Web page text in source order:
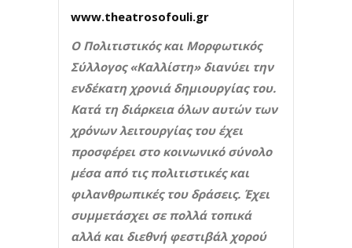
www.theatrosofouli.gr
Ο Πολιτιστικός και Μορφωτικός
Σύλλογος «Καλλίστη» διανύει την
ενδέκατη χρονιά δημιουργίας του.
Κατά τη διάρκεια όλων αυτών των
χρόνων λειτουργίας του έχει
προσφέρει στο κοινωνικό σύνολο
μέσα από τις πολιτιστικές και
φιλανθρωπικές του δράσεις. Έχει
συμμετάσχει σε πολλά τοπικά
αλλά και διεθνή φεστιβάλ χορού